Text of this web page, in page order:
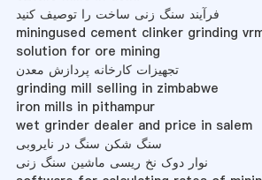
فرآیند سنگ زنی ساخت را توصیف کنید
miningused cement clinker grinding
solution for ore mining
تجهیزات کارخانه پردازش معدن
grinding mill selling in zimbabwe
iron mills in pithampur
wet grinder dealer and price in salem
سنگ شکن سنگ در نایروبی
نوار دوک نخ ریسی ماشین سنگ زنی